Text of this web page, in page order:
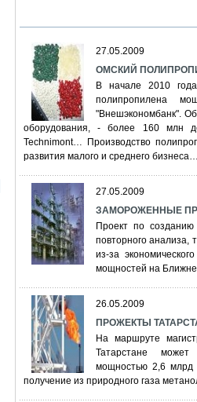
27.05.2009
ОМСКИЙ
В начале 2010
полипропилена
"Внешэкономбанк".
оборудования, - более 160 млн
Technimont… Производство
развития малого и среднего
27.05.2009
ЗАМОРОЖЕННЫЕ
Проект по
повторного анализа,
из-за
мощностей на
26.05.2009
ПРОЖЕКТЫ
На маршруте
Татарстане может
мощностью 2,6 млрд
получение из природного газа